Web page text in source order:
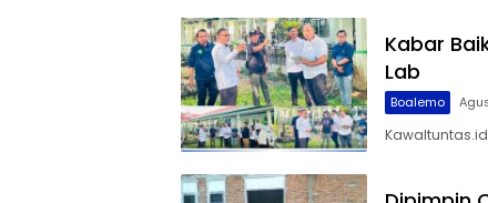
Kabar
Lab
Boalemo